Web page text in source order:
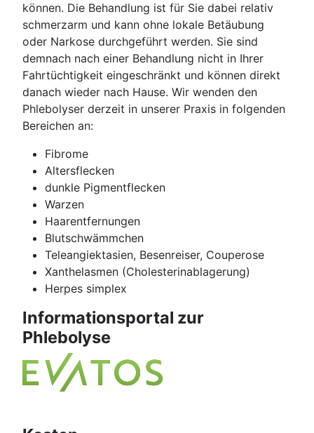
können. Die Behandlung ist für Sie dabei relativ
schmerzarm und kann ohne lokale Betäubung
oder Narkose durchgeführt werden. Sie sind
demnach nach einer Behandlung nicht in Ihrer
Fahrtüchtigkeit eingeschränkt und können direkt
danach wieder nach Hause. Wir wenden den
Phlebolyser derzeit in unserer Praxis in folgenden
Bereichen an:
Fibrome
Altersflecken
dunkle Pigmentflecken
Warzen
Haarentfernungen
Blutschwämmchen
Teleangiektasien, Besenreiser, Couperose
Xanthelasmen (Cholesterinablagerung)
Herpes simplex
Informationsportal zur
Phlebolyse